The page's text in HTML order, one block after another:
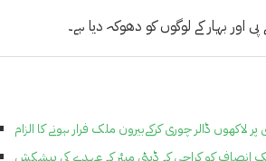
ڈالر چوری کرکےبیرون ملک فرار ہونے کا الزام
انصاف کو کراچی کے ڈپٹی میئر کے عہدے کی پیشکش